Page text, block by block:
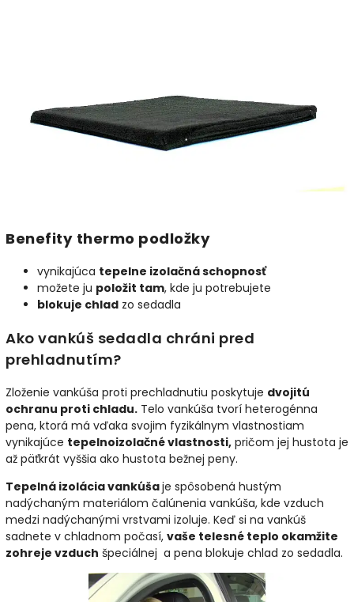
Benefity thermo podložky
vynikajúca tepelne izolačná schopnosť
možete ju položit tam, kde ju potrebujete
blokuje chlad zo sedadla
Ako vankúš sedadla chráni pred
prehladnutím?
Zloženie vankúša proti prechladnutiu poskytuje dvojitú
ochranu proti chladu. Telo vankúša tvorí heterogénna
pena, ktorá má vďaka svojim fyzikálnym vlastnostiam
vynikajúce tepelnoizolačné vlastnosti, pričom jej hustota je
až päťkrát vyššia ako hustota bežnej peny.
Tepelná izolácia vankúšaje spôsobená hustým
nadýchaným materiálom čalúnenia vankúša, kde vzduch
medzi nadýchanými vrstvami izoluje. Keď si na vankúš
sadnete v chladnom počasí, vaše telesné teplo okamžite
zohreje vzduch špeciálnej a pena blokuje chlad zo sedadla.